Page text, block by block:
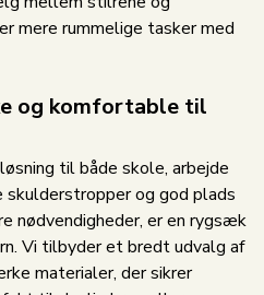
mere rummelige tasker med
og komfortable til
til både skole, arbejde
skulderstropper og god plads
nødvendigheder, er en rygsæk
Vi tilbyder et bredt udvalg af
materialer, der sikrer